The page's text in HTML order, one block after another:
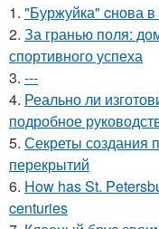
1. "Буржуйка" cнова
2. За гранью поля:
спортивного успеха
3. ---
4. Реально ли
подробное
5. Секреты создания
перекрытий
6. How has St.
centuries